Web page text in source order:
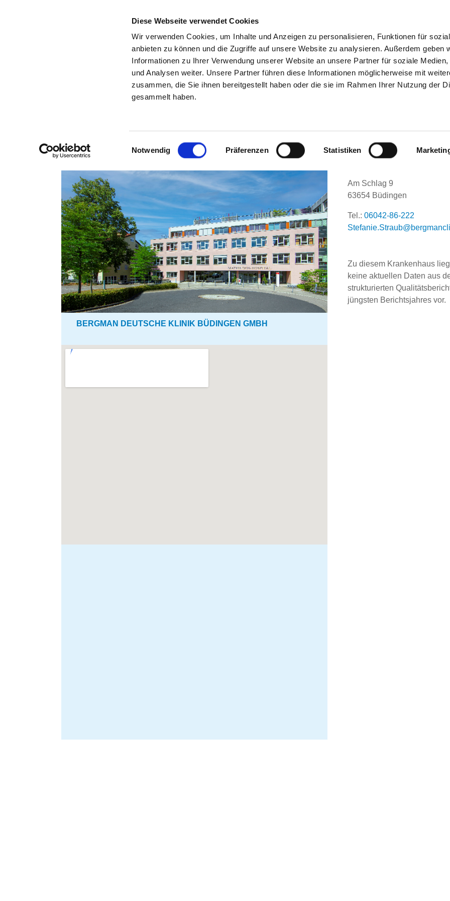
Diese Webseite verwendet Cookies
Wir verwenden Cookies, um Inhalte und Anzeigen zu personalisieren, Funktionen für
anbieten zu können und die Zugriffe auf unsere Website zu analysieren. Außerdem geben
Informationen zu Ihrer Verwendung unserer Website an unsere Partner für soziale Medien,
und Analysen weiter. Unsere Partner führen diese Informationen möglicherweise mit
zusammen, die Sie ihnen bereitgestellt haben oder die sie im Rahmen Ihrer Nutzung der
gesammelt haben.
Einwilligungsauswahl
Notwendig Präferenzen Statistiken
SUCHEN TIPPS & HILFE DAS DKV
Zurück zu den Suchergebnissen
BERGMAN DEUTSCHE KLINIK BÜDINGEN
BERGMAN DEUTSCHE KLINIK BÜDINGEN GMBH
Am Schlag 9
63654 Büdingen
Tel.: 06042-86-222
Zu diesem Krankenhaus
keine aktuellen Daten aus
strukturierten
jüngsten Berichtsjahres vor.